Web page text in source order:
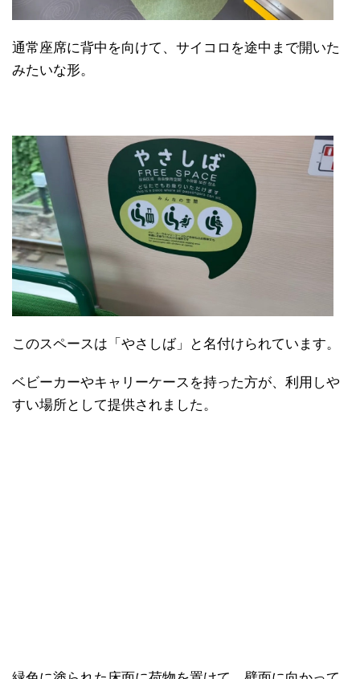
通常座席に背中を向けて、サイコロを途中まで開いた
みたいな形。
このスペースは「やさしば」と名付けられています。
ベビーカーやキャリーケースを持った方が、利用しや
すい場所として提供されました。